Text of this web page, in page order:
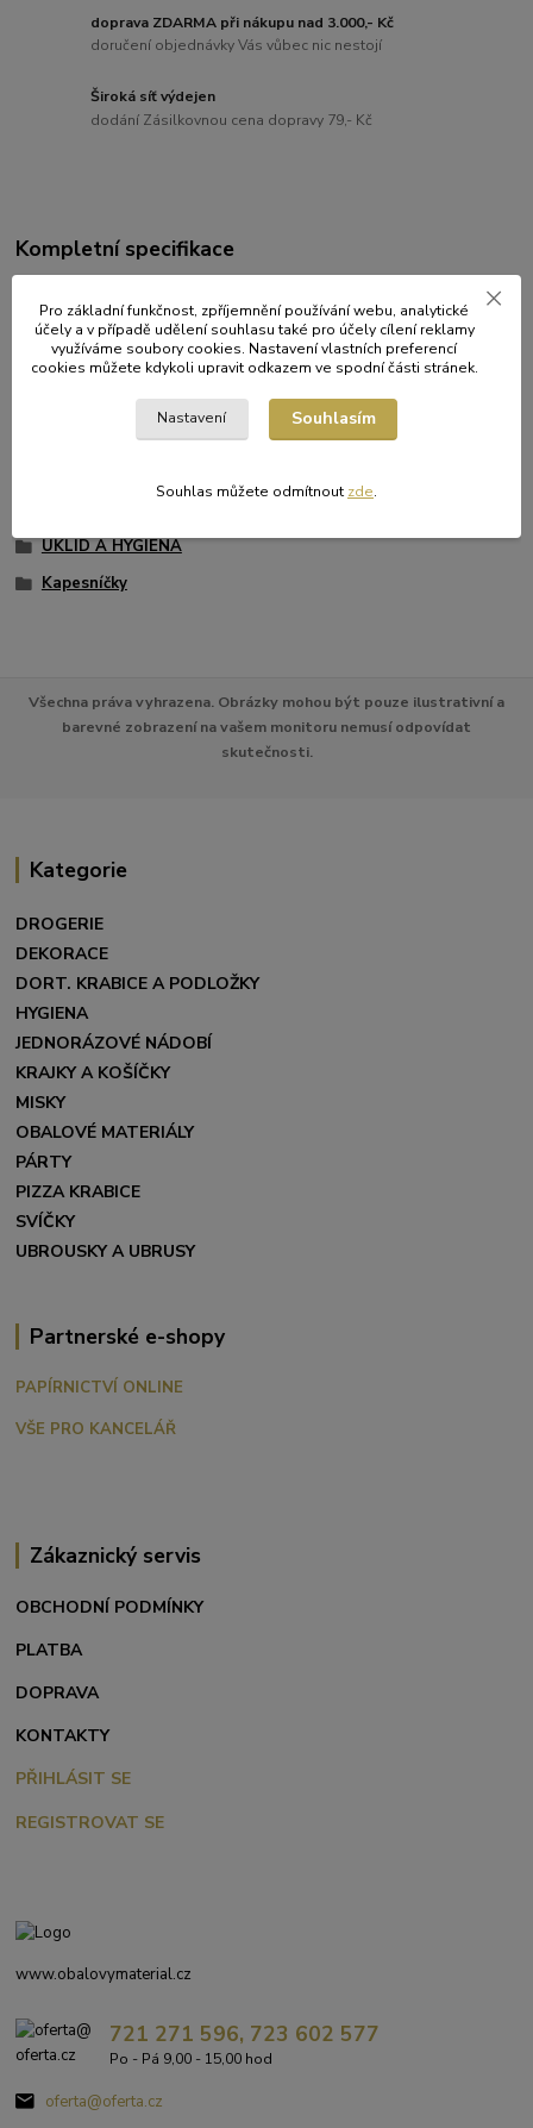
doprava ZDARMA při nákupu nad 3.000,- Kč
doručení objednávky Vás vůbec nic nestojí
Široká síť výdejen
dodání Zásilkovnou cena dopravy 79,- Kč
Kompletní specifikace
Využitelné vnitřní rozměry šířka 24cm x výška 13cm x hloubka
Zboží zařazeno v kategoriích
ÚKLID A HYGIENA
Kapesníčky
Všechna práva vyhrazena. Obrázky mohou být pouze ilustrativní a
barevné zobrazení na vašem monitoru nemusí odpovídat
skutečnosti.
Kategorie
DROGERIE
DEKORACE
DORT. KRABICE A PODLOŽKY
HYGIENA
JEDNORÁZOVÉ NÁDOBÍ
KRAJKY A KOŠÍČKY
MISKY
OBALOVÉ MATERIÁLY
PÁRTY
PIZZA KRABICE
SVÍČKY
UBROUSKY A UBRUSY
Partnerské e-shopy
PAPÍRNICTVÍ ONLINE
VŠE PRO KANCELÁŘ
Zákaznický servis
OBCHODNÍ PODMÍNKY
PLATBA
DOPRAVA
KONTAKTY
PŘIHLÁSIT SE
REGISTROVAT SE
www.obalovymaterial.cz
721 271 596, 723 602 577
Po - Pá 9,00 - 15,00 hod
oferta@oferta.cz
Pro základní funkčnost, zpříjemnění používání webu, analytické
účely a v případě udělení souhlasu také pro účely cílení reklamy
využíváme soubory cookies. Nastavení vlastních preferencí
cookies můžete kdykoli upravit odkazem ve spodní části stránek.
Nastavení Souhlasím
Souhlas můžete odmítnout zde.